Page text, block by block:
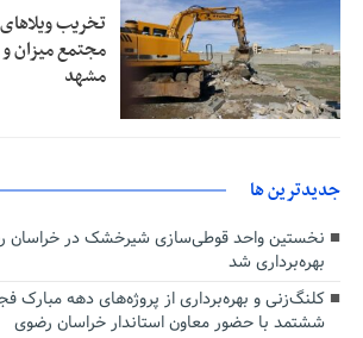
تخریب
مجتمع میزان
مشهد
جديدترين ها
نخستین واحد قوطی‌سازی شیرخشک در خراسان
بهره‌برداری شد
کلنگ‌زنی و بهره‌برداری از پروژه‌های دهه مبارک
ششتمد با حضور معاون استاندار خراسان رضوی